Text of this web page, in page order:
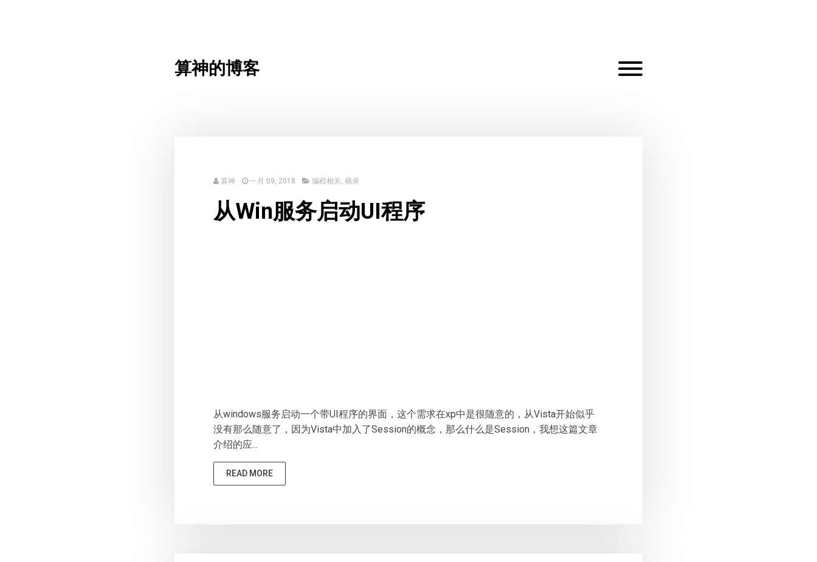
算神的博客
算神 一月 09, 2018 编程相关, 摘录
从Win服务启动UI程序
从windows服务启动一个带UI程序的界面，这个需求在xp中是很随意的，从Vista开始似乎
没有那么随意了，因为Vista中加入了Session的概念，那么什么是Session，我想这篇文章
介绍的应...
READ MORE